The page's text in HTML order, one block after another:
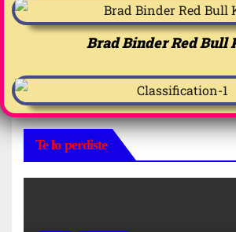
Brad Binder Red Bull
Te lo perdiste